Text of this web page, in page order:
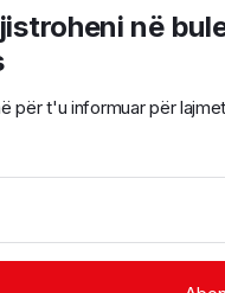
në
për t'u informuar për